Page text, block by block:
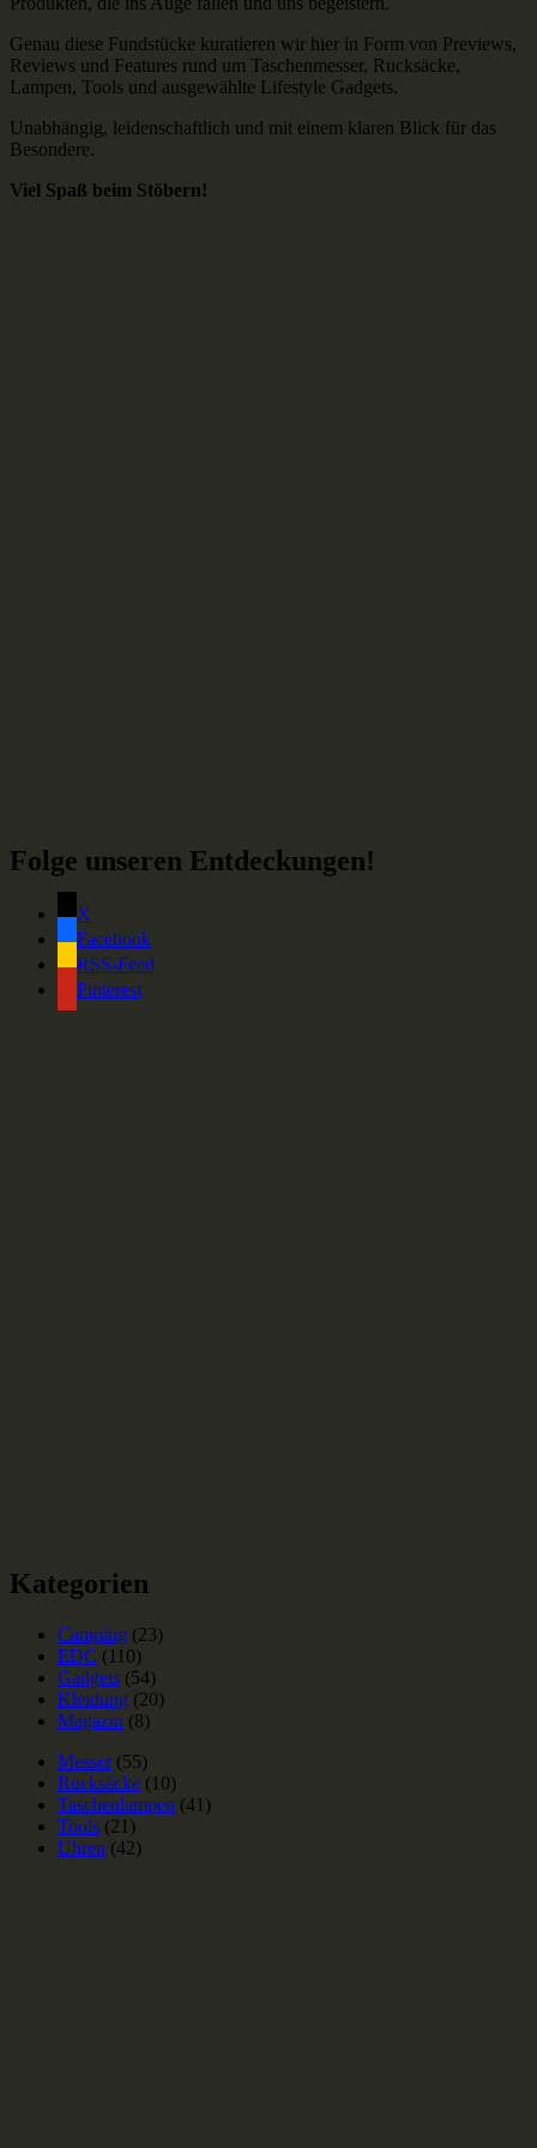
Genau diese Fundstücke kuratieren wir hier in Form von Previews,
Reviews und Features rund um Taschenmesser, Rucksäcke,
Lampen, Tools und ausgewählte Lifestyle Gadgets.
Unabhängig, leidenschaftlich und mit einem klaren Blick für das
Besondere.
Viel Spaß beim Stöbern!
Folge unseren Entdeckungen!
X
Facebook
RSS-Feed
Pinterest
Kategorien
Camping (23)
EDC (110)
Gadgets (54)
Kleidung (20)
Magazin (8)
Messer (55)
Rucksäcke (10)
Taschenlampen (41)
Tools (21)
Uhren (42)